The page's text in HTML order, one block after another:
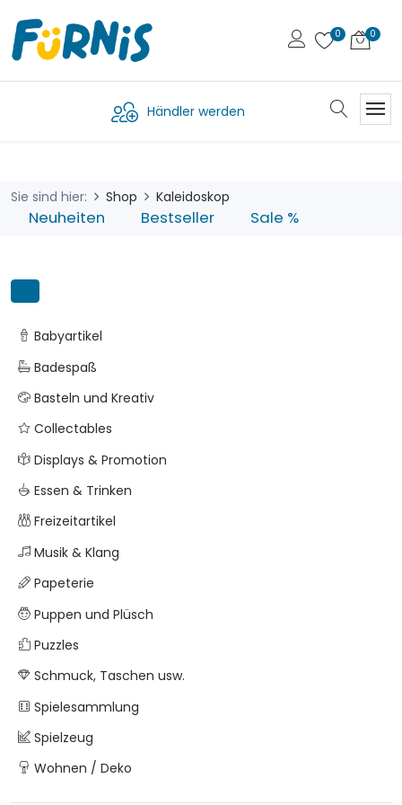
Händler werden
Sie sind hier: Shop Kaleidoskop
Neuheiten Bestseller Sale %
Babyartikel
Badespaß
Basteln und Kreativ
Collectables
Displays & Promotion
Essen & Trinken
Freizeitartikel
Musik & Klang
Papeterie
Puppen und Plüsch
Puzzles
Schmuck, Taschen usw.
Spielesammlung
Spielzeug
Wohnen / Deko